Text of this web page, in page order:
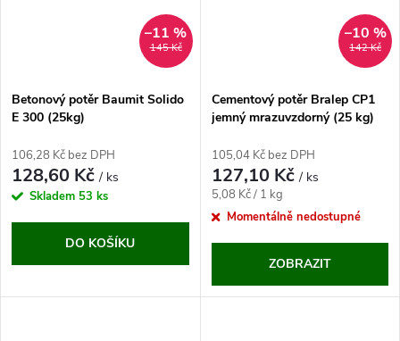
145 Kč
–11 %
Betonový potěr Baumit Solido
E 300 (25kg)
106,28 Kč bez DPH
128,60 Kč/ ks
Skladem 53 ks
DO KOŠÍKU
142 Kč
–10 %
Cementový potěr Bralep CP1
jemný mrazuvzdorný (25 kg)
105,04 Kč bez DPH
127,10 Kč/ ks
Měrná
cena:
5,08 Kč / 1 kg
Momentálně nedostupné
ZOBRAZIT